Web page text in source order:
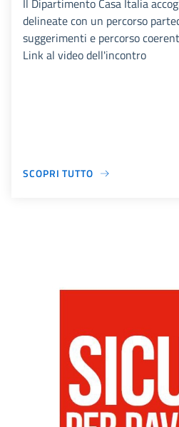
Il Dipartimento Casa Italia
delineate con un percorso
suggerimenti e percorso
Link al video dell'incontro
SCOPRI TUTTO